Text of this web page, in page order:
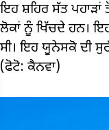
ਇਹ ਸ਼ਹਿਰ ਸੱਤ
ਲੋਕਾਂ ਨੂੰ ਖਿੱਚਦੇ ਹਨ।
ਸੀ। ਇਹ ਯੂਨੇਸਕੋ ਦੀ
(ਫੋਟੋ: ਕੈਨਵਾ)